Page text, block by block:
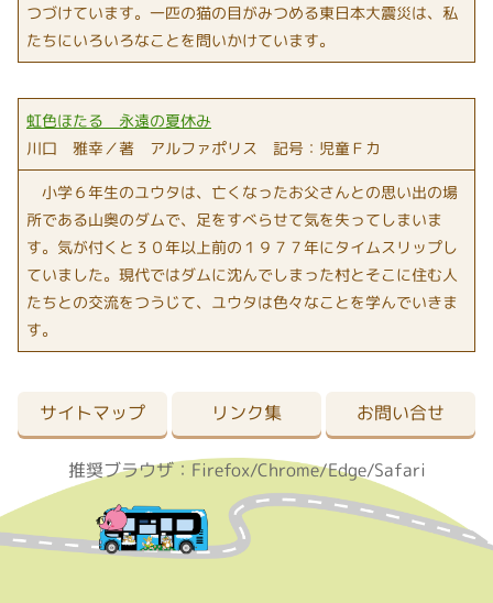
つづけています。一匹の猫の目がみつめる東日本大震災は、私
たちにいろいろなことを問いかけています。
虹色ほたる 永遠の夏休み
川口 雅幸／著 アルファポリス 記号：児童Ｆカ
小学６年生のユウタは、亡くなったお父さんとの思い出の場
所である山奥のダムで、足をすべらせて気を失ってしまいま
す。気が付くと３０年以上前の１９７７年にタイムスリップし
ていました。現代ではダムに沈んでしまった村とそこに住む人
たちとの交流をつうじて、ユウタは色々なことを学んでいきま
す。
サイトマップ リンク集 お問い合せ
推奨ブラウザ：Firefox/Chrome/Edge/Safari